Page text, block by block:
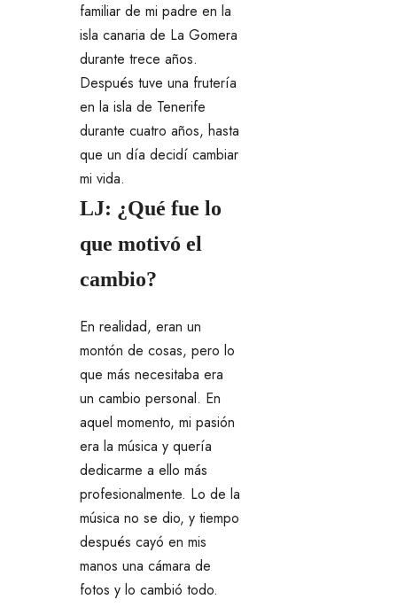
familiar de mi padre en la
isla canaria de La Gomera
durante trece años.
Después tuve una frutería
en la isla de Tenerife
durante cuatro años, hasta
que un día decidí cambiar
mi vida.
LJ: ¿Qué fue lo
que motivó el
cambio?
En realidad, eran un
montón de cosas, pero lo
que más necesitaba era
un cambio personal. En
aquel momento, mi pasión
era la música y quería
dedicarme a ello más
profesionalmente. Lo de la
música no se dio, y tiempo
después cayó en mis
manos una cámara de
fotos y lo cambió todo.